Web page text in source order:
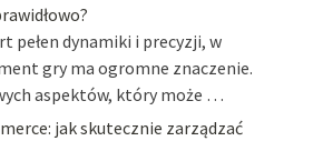
pełen dynamiki i precyzji, w
gry ma ogromne znaczenie.
aspektów, który może …
jak skutecznie zarządzać